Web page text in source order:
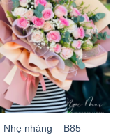
Nhẹ nhàng – B85